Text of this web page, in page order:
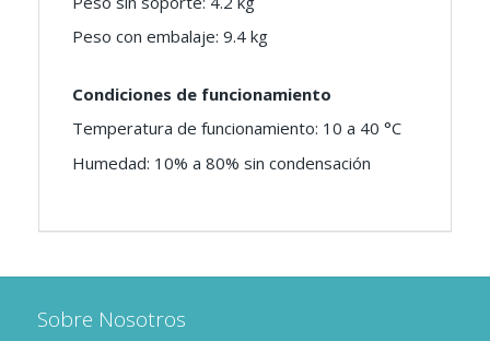
Peso con embalaje: 9.4 kg
Condiciones de funcionamiento
Temperatura de funcionamiento: 10 a 40 °C
Humedad: 10% a 80% sin condensación
Sobre Nosotros